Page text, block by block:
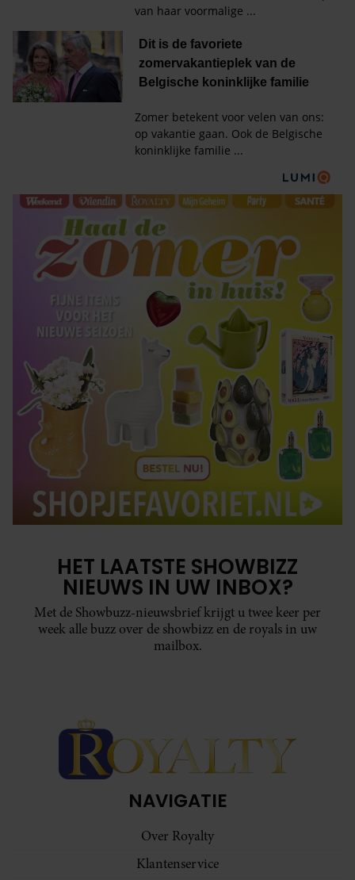
HET LAATSTE SHOWBIZZ
NIEUWS IN UW INBOX?
Met de Showbuzz-nieuwsbrief krijgt u twee keer per
week alle buzz over de showbizz en de royals in uw
mailbox.
NAVIGATIE
Over Royalty
Klantenservice